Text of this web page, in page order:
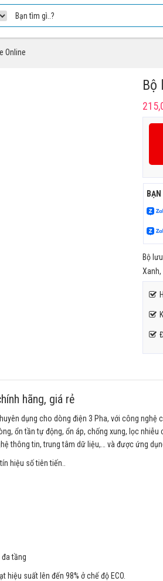
Online
Bộ
Bộ
hãng, giá rẻ
dụng cho dòng điện 3 Pha, với công nghệ
ổn tần tự động, ổn áp, chống xung, lọc
thông tin, trung tâm dữ liệu,… và được ứng
hiệu số tiên tiến..
tầng
hiệu suất lên đến 98% ở chế độ ECO.